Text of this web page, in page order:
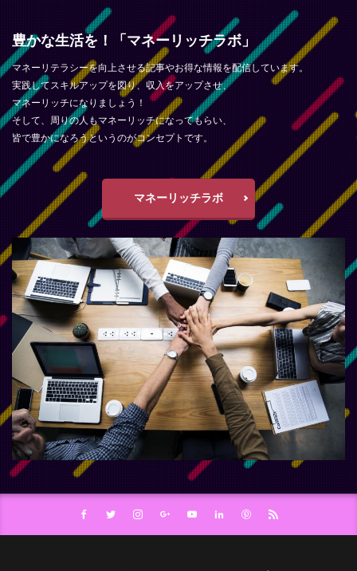
豊かな生活を！「マネーリッチラボ」
マネーリテラシーを向上させる記事やお得な情報を配信しています。
実践してスキルアップを図り、収入をアップさせ、
マネーリッチになりましょう！
そして、周りの人もマネーリッチになってもらい、
皆で豊かになろうというのがコンセプトです。
マネーリッチラボ